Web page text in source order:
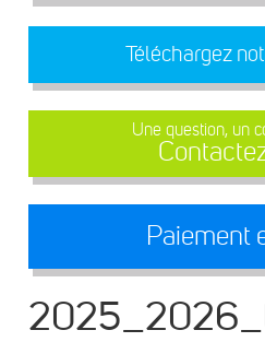
Téléchargez
Une question, un
Paiement